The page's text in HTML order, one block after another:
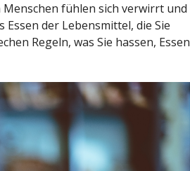
fühlen sich verwirrt und
Essen der Lebensmittel, die Sie
Regeln, was Sie hassen, Essen